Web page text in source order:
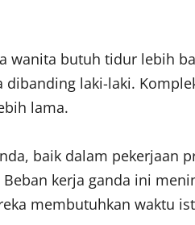
wanita butuh tidur lebih
laki-laki.
lama.
baik dalam pekerjaan
kerja ganda ini
membutuhkan waktu